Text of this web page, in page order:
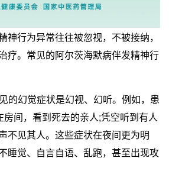
行为异常往往被忽视，不被接纳，
疗。常见的阿尔茨海默病伴发精神行
幻觉症状是幻视、幻听。例如，患
房间，看到死去的亲人;凭空听到有人
不见其人。这些症状在夜间更为明
睡觉、自言自语、乱跑，甚至出现攻